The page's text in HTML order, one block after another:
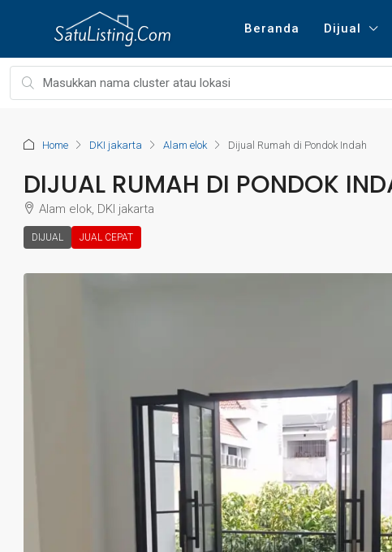
Beranda Dijual
Home DKI jakarta Alam elok Dijual Rumah di Pondok Indah
DIJUAL RUMAH DI PONDOK
Alam elok, DKI jakarta
DIJUAL JUAL CEPAT